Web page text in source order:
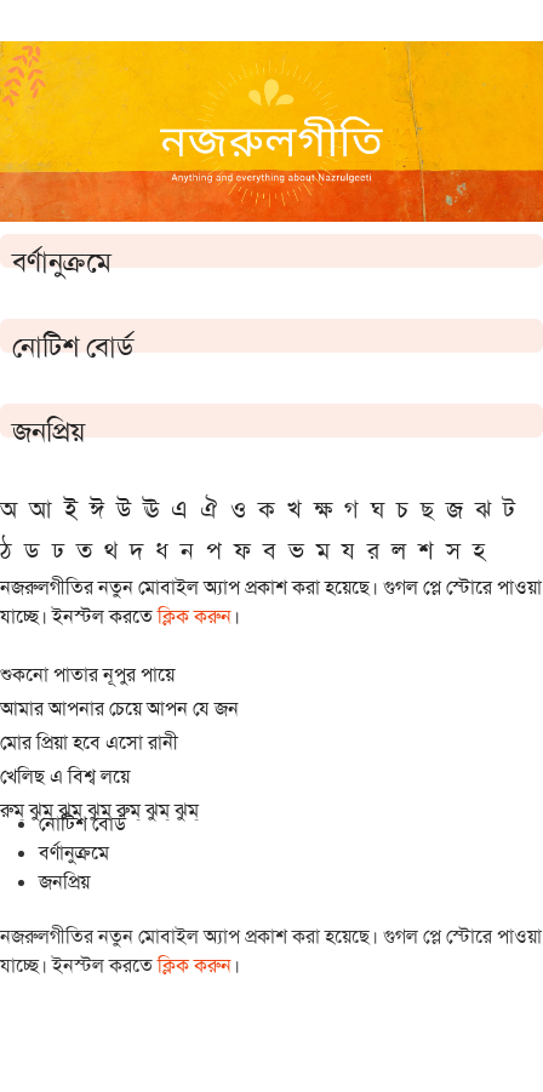
বর্ণানুক্রমে
নোটিশ বোর্ড
জনপ্রিয়
অ আ ই ঈ উ ঊ এ ঐ ও ক খ ক্ষ গ ঘ চ ছ জ ঝ ট
ঠ ড ঢ ত থ দ ধ ন প ফ ব ভ ম য র ল শ স হ
নজরুলগীতির নতুন মোবাইল অ্যাপ প্রকাশ করা হয়েছে। গুগল প্লে স্টোরে পাওয়া
যাচ্ছে। ইনস্টল করতেক্লিক করুন।
শুকনো পাতার নূপুর পায়ে
আমার আপনার চেয়ে আপন যে জন
মোর প্রিয়া হবে এসো রানী
খেলিছ এ বিশ্ব লয়ে
রুম্ ঝুম্ ঝুম্ ঝুম্ রুম্ ঝুম্ ঝুম্
নোটিশ বোর্ড
বর্ণানুক্রমে
জনপ্রিয়
নজরুলগীতির নতুন মোবাইল অ্যাপ প্রকাশ করা হয়েছে। গুগল প্লে স্টোরে পাওয়া
যাচ্ছে। ইনস্টল করতেক্লিক করুন।